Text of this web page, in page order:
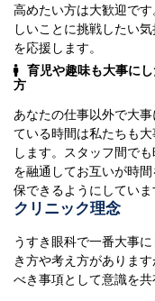
高めたい方は大歓迎で
しいことに挑戦したい気
を応援します。
育児や趣味も大事に
方
あなたの仕事以外で大事
ている時間は私たちも大
します。スタッフ間でも
を融通してお互いが時
保できるようにしていま
クリニック理念
うすき眼科で一番大事
き方や考え方がありま
べき事項として意識を共